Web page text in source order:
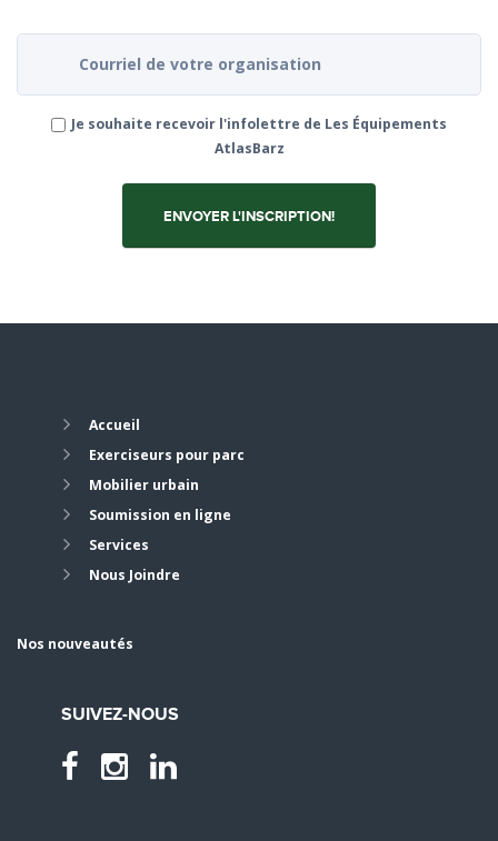
Je souhaite recevoir l'infolettre de Les Équipements
AtlasBarz
Accueil
Exerciseurs pour parc
Mobilier urbain
Soumission en ligne
Services
Nous Joindre
Nos nouveautés
SUIVEZ-NOUS